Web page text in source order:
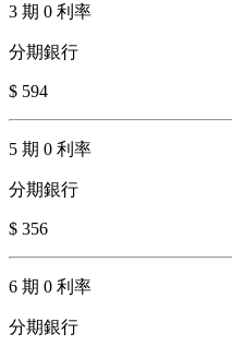
3 期 0 利率
分期銀行
$ 594
5 期 0 利率
分期銀行
$ 356
6 期 0 利率
分期銀行